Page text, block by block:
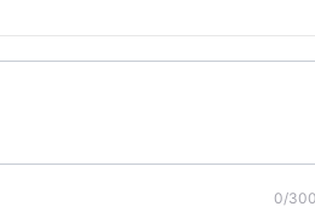
0/300